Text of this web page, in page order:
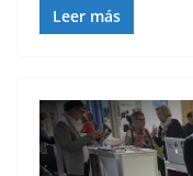
Leer más